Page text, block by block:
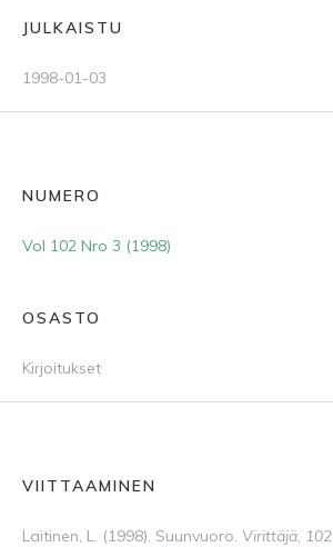
JULKAISTU
1998-01-03
NUMERO
Vol 102 Nro 3 (1998)
OSASTO
Kirjoitukset
VIITTAAMINEN
Laitinen, L. (1998). Suunvuoro. Virittäjä, 102